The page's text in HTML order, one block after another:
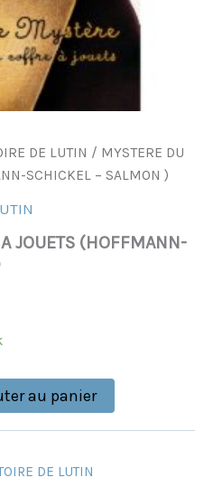
DE LUTIN / MYSTERE DU
SCHICKEL – SALMON )
JOUETS (HOFFMANN-
au panier
DE LUTIN